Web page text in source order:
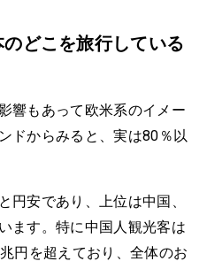
どこを旅行している
響もあって欧米系のイメー
ドからみると、実は80％以
円安であり、上位は中国、
ます。特に中国人観光客は
円を超えており、全体のお